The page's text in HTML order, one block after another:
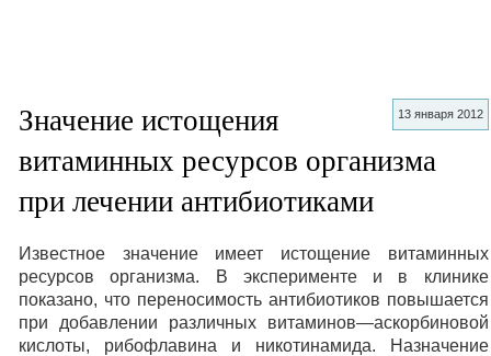
13 января 2012
Значение истощения
витаминных ресурсов организма
при лечении антибиотиками
Известное значение имеет истощение витаминных
ресурсов организма. В эксперименте и в клинике
показано, что переносимость антибиотиков повышается
при добавлении различных витаминов—аскорбиновой
кислоты, рибофлавина и никотинамида. Назначение